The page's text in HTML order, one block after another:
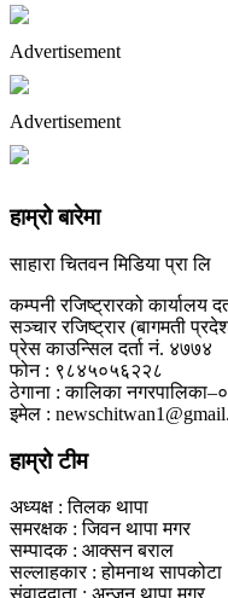
Advertisement
Advertisement
हाम्रो बारेमा
साहारा चितवन मिडिया प्रा लि
कम्पनी रजिष्ट्रारको कार्यालय
सञ्चार रजिष्ट्रार (बागमती
प्रेस काउन्सिल दर्ता नं. ४७७४
फोन : ९८४५०५६२२८
ठेगाना : कालिका
इमेल :
हाम्रो टीम
अध्यक्ष : तिलक थापा
समरक्षक : जिवन थापा मगर
सम्पादक : आक्सन बराल
सल्लाहकार : होमनाथ सापकोटा